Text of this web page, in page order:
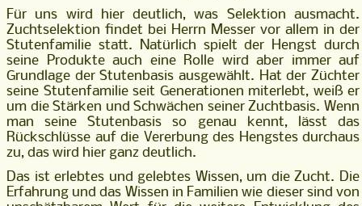
Für uns wird hier deutlich, was Selektion ausmacht.
Zuchtselektion findet bei Herrn Messer vor allem in der
Stutenfamilie statt. Natürlich spielt der Hengst durch
seine Produkte auch eine Rolle wird aber immer auf
Grundlage der Stutenbasis ausgewählt. Hat der Züchter
seine Stutenfamilie seit Generationen miterlebt, weiß er
um die Stärken und Schwächen seiner Zuchtbasis. Wenn
man seine Stutenbasis so genau kennt, lässt das
Rückschlüsse auf die Vererbung des Hengstes durchaus
zu, das wird hier ganz deutlich.
Das ist erlebtes und gelebtes Wissen, um die Zucht. Die
Erfahrung und das Wissen in Familien wie dieser sind von